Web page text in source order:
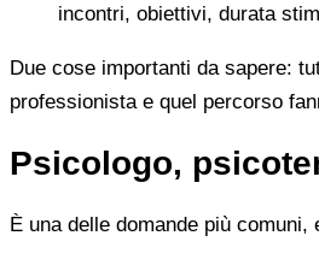
incontri, obiettivi, durata
Due cose importanti da sapere:
professionista e quel percorso
Psicologo,
È una delle domande più